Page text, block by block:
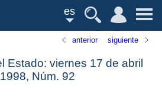
es
anterior siguiente
Estado: viernes 17 de abril
Núm. 92